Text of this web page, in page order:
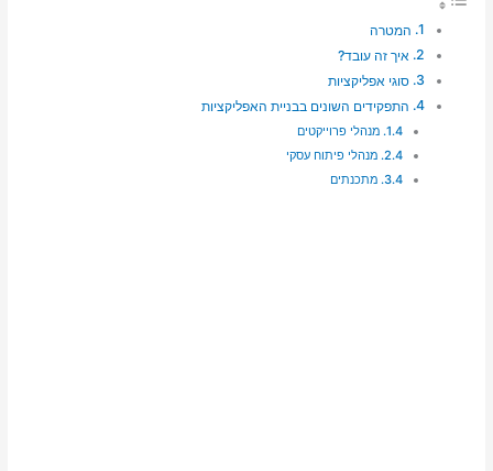
המטרה
איך זה עובד?
סוגי אפליקציות
התפקידים השונים בבניית האפליקציות
מנהלי פרוייקטים
מנהלי פיתוח עסקי
מתכנתים